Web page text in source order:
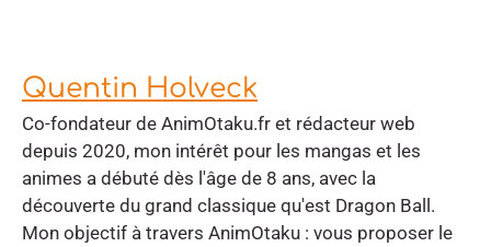
Quentin Holveck
Co-fondateur de AnimOtaku.fr et rédacteur web
depuis 2020, mon intérêt pour les mangas et les
animes a débuté dès l'âge de 8 ans, avec la
découverte du grand classique qu'est Dragon Ball.
Mon objectif à travers AnimOtaku : vous proposer le